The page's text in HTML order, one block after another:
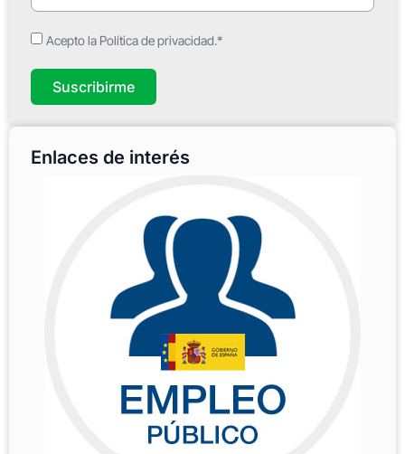
Acepto la Política de privacidad.*
Suscribirme
Enlaces de interés